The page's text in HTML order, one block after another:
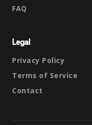
FAQ
Legal
Privacy Policy
Terms of Service
Contact